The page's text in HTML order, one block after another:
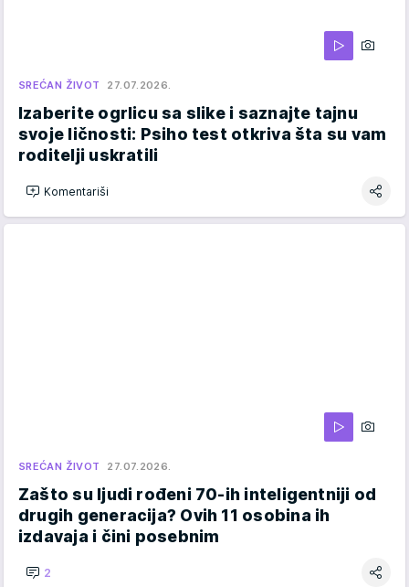
SREĆAN ŽIVOT 27.07.2026.
Izaberite ogrlicu sa slike i saznajte tajnu
svoje ličnosti: Psiho test otkriva šta su vam
roditelji uskratili
Komentariši
SREĆAN ŽIVOT 27.07.2026.
Zašto su ljudi rođeni 70-ih inteligentniji od
drugih generacija? Ovih 11 osobina ih
izdavaja i čini posebnim
2